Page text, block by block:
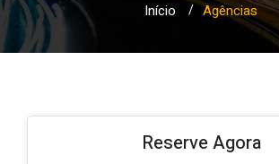
Início Agências
Reserve Agora